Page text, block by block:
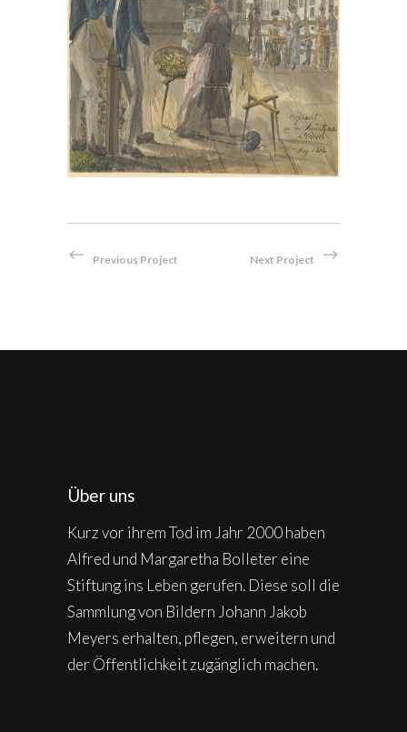
Bei der Hauptwache in Zürich,
1814
Aquarell
Previous Project Next Project
Über uns
Kurz vor ihrem Tod im Jahr 2000 haben
Alfred und Margaretha Bolleter eine
Stiftung ins Leben gerufen. Diese soll die
Sammlung von Bildern Johann Jakob
Meyers erhalten, pflegen, erweitern und
der Öffentlichkeit zugänglich machen.